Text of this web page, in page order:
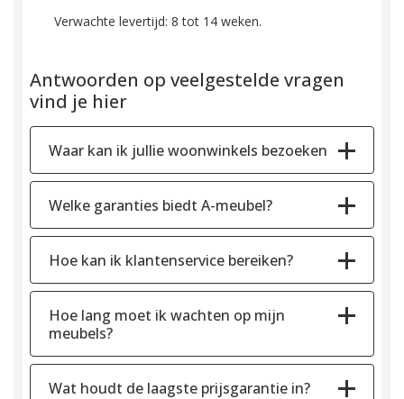
Verwachte levertijd: 8 tot 14 weken.
Antwoorden op veelgestelde vragen
vind je hier
Waar kan ik jullie woonwinkels bezoeken
Welke garanties biedt A-meubel?
Hoe kan ik klantenservice bereiken?
Hoe lang moet ik wachten op mijn
meubels?
Wat houdt de laagste prijsgarantie in?